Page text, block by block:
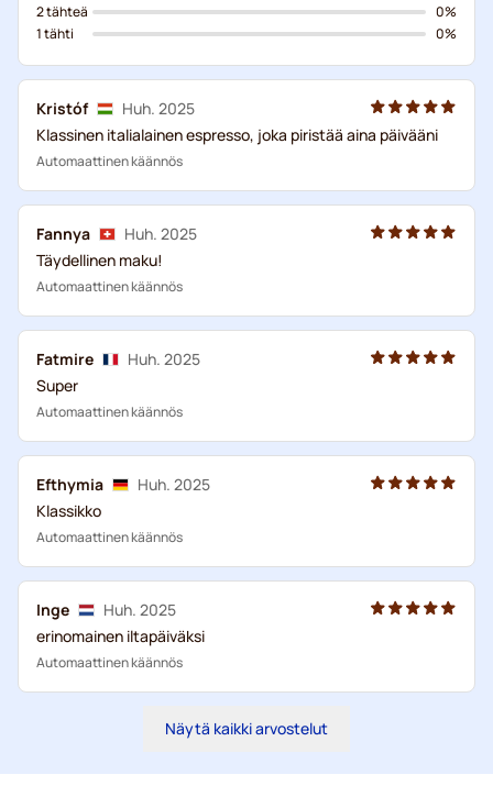
2 tähteä
1 tähti
0%
0%
Kristóf
Huh. 2025
Klassinen italialainen espresso, joka piristää aina päivääni
Automaattinen käännös
Fannya
Huh. 2025
Täydellinen maku!
Automaattinen käännös
Fatmire
Huh. 2025
Super
Automaattinen käännös
Efthymia
Huh. 2025
Klassikko
Automaattinen käännös
Inge
Huh. 2025
erinomainen iltapäiväksi
Automaattinen käännös
Näytä kaikki arvostelut